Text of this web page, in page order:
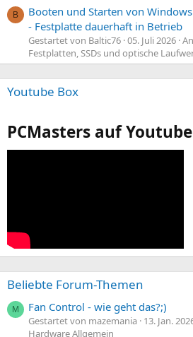
B
Booten und Starten von
- Festplatte dauerhaft in Betrieb
Gestartet von Baltic76 05. Juli 2026
Festplatten, SSDs und optische
Youtube Box
PCMasters auf Youtube
Beliebte Forum-Themen
M Fan Control - wie geht das?;)
Gestartet von mazemania 13. Jan.
Hardware Allgemein